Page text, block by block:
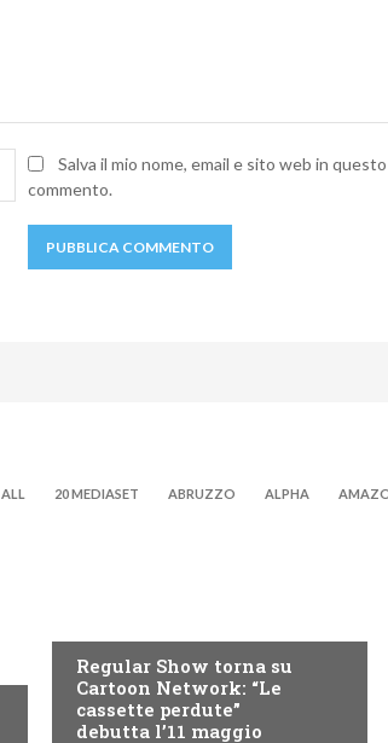
Nome:Salva il mio nome, email e sito web in
commento.
ALL 20 MEDIASET ABRUZZO ALPHA
Regular Show torna su
Cartoon Network: “Le
cassette perdute”
debutta l’11 maggio